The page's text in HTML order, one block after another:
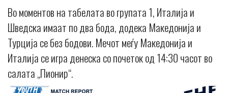
Во моментов на табелата во групата 1, Италија и
Шведска имаат по два бода, додека Македонија и
Турција се без бодови. Мечот меѓу Македонија и
Италија се игра денеска со почеток од 14:30 часот во
салата „Пионир“.